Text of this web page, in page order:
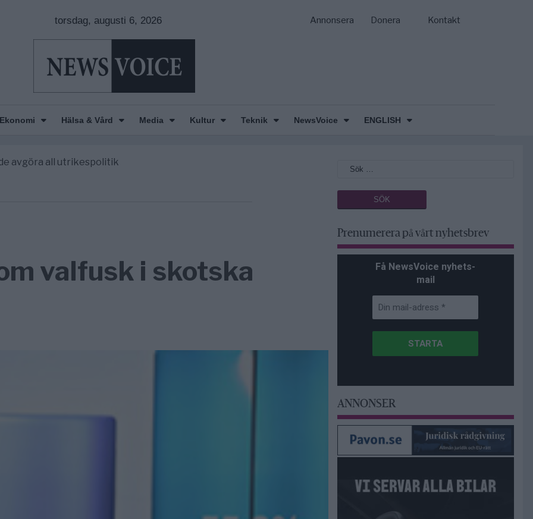
torsdag, augusti 6, 2026 Annonsera Donera Kontakt
Ekonomi Hälsa & Vård Media Kultur Teknik NewsVoice
ENGLISH
avgöra all utrikespolitik
valfusk i skotska
Prenumerera på vårt nyhetsbrev
Få NewsVoice nyhets-
mail
ANNONSER